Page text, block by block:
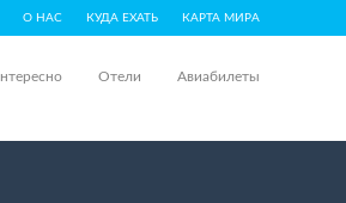
О НАС КУДА ЕХАТЬ КАРТА МИРА
Отели Авиабилеты